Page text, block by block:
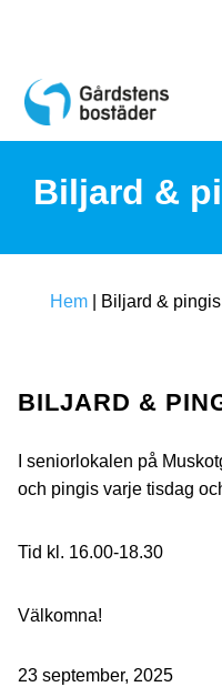
c
n
Biljard &
Hem Biljard & pingis
BILJARD &
I seniorlokalen på
och pingis varje tisdag
Tid kl. 16.00-18.30
Välkomna!
23 september, 2025